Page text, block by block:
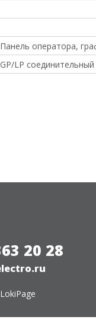
Панель оператора,
GP/LP
20 28
LokiPage